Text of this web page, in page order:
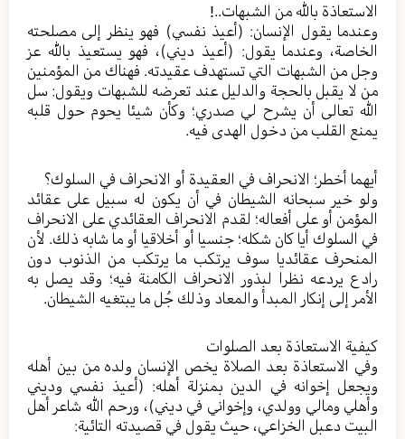
الاستعاذة بالله من الشبهات..!
وعندما يقول الإنسان: (أعيذ نفسي) فهو ينظر إلى مصلحته
الخاصة، وعندما يقول: (أعيذ ديني)، فهو يستعيذ بالله عز
وجل من الشبهات التي تستهدف عقيدته. فهناك من المؤمنين
من لا يقبل بالحجة والدليل عند تعرضه للشبهات ويقول: سل
الله تعالى أن يشرح لي صدري؛ وكأن شيئا يحوم حول قلبه
يمنع القلب من دخول الهدى فيه.
أيهما أخطر؛ الانحراف في العقيدة أو الانحراف في السلوك؟
ولو خير سبحانه الشيطان في أن يكون له سبيل على عقائد
المؤمن أو على أفعاله؛ لقدم الانحراف العقائدي على الانحراف
في السلوك أيا كان شكله؛ جنسيا أو أخلاقيا أو ما شابه ذلك. لأن
المنحرف عقائديا سوف يرتكب ما يرتكب من الذنوب دون
رادع يردعه نظرا لبذور الانحراف الكامنة فيه؛ وقد يصل به
الأمر إلى إنكار المبدأ والمعاد وذلك جُل ما يبتغيه الشيطان.
كيفية الاستعاذة بعد الصلوات
وفي الاستعاذة بعد الصلاة يخص الإنسان ولده من بين أهله
ويجعل إخوانه في الدين بمنزلة أهله: (أعيذ نفسي وديني
وأهلي ومالي وولدي، وإخواني في ديني)، ورحم الله شاعر أهل
البيت دعبل الخزاعي، حيث يقول في قصيدته التائية: